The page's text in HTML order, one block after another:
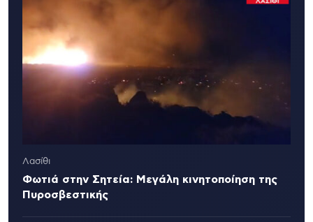
Λασίθι
Φωτιά στην Σητεία: Μεγάλη κινητοποίηση της
Πυροσβεστικής